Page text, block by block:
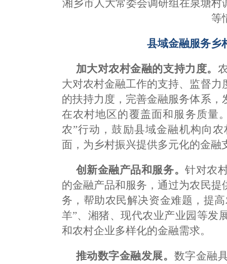
湘乡市人大常委会调研组在泉塘
等
县域金融服务乡
加大对农村金融的支持力度。
大对农村金融工作的支持、监督
的扶持力度，完善金融服务体系
在农村地区的覆盖面和服务质量
农”行动，鼓励县域金融机构向
面，为乡村振兴提供多元化的金融
创新金融产品和服务。针对农
的金融产品和服务，通过为农民
务，帮助农民解决资金难题，提
羊”、湘猪、现代农业产业园等发
和农村企业多样化的金融需求。
推动数字金融发展。 数字金融